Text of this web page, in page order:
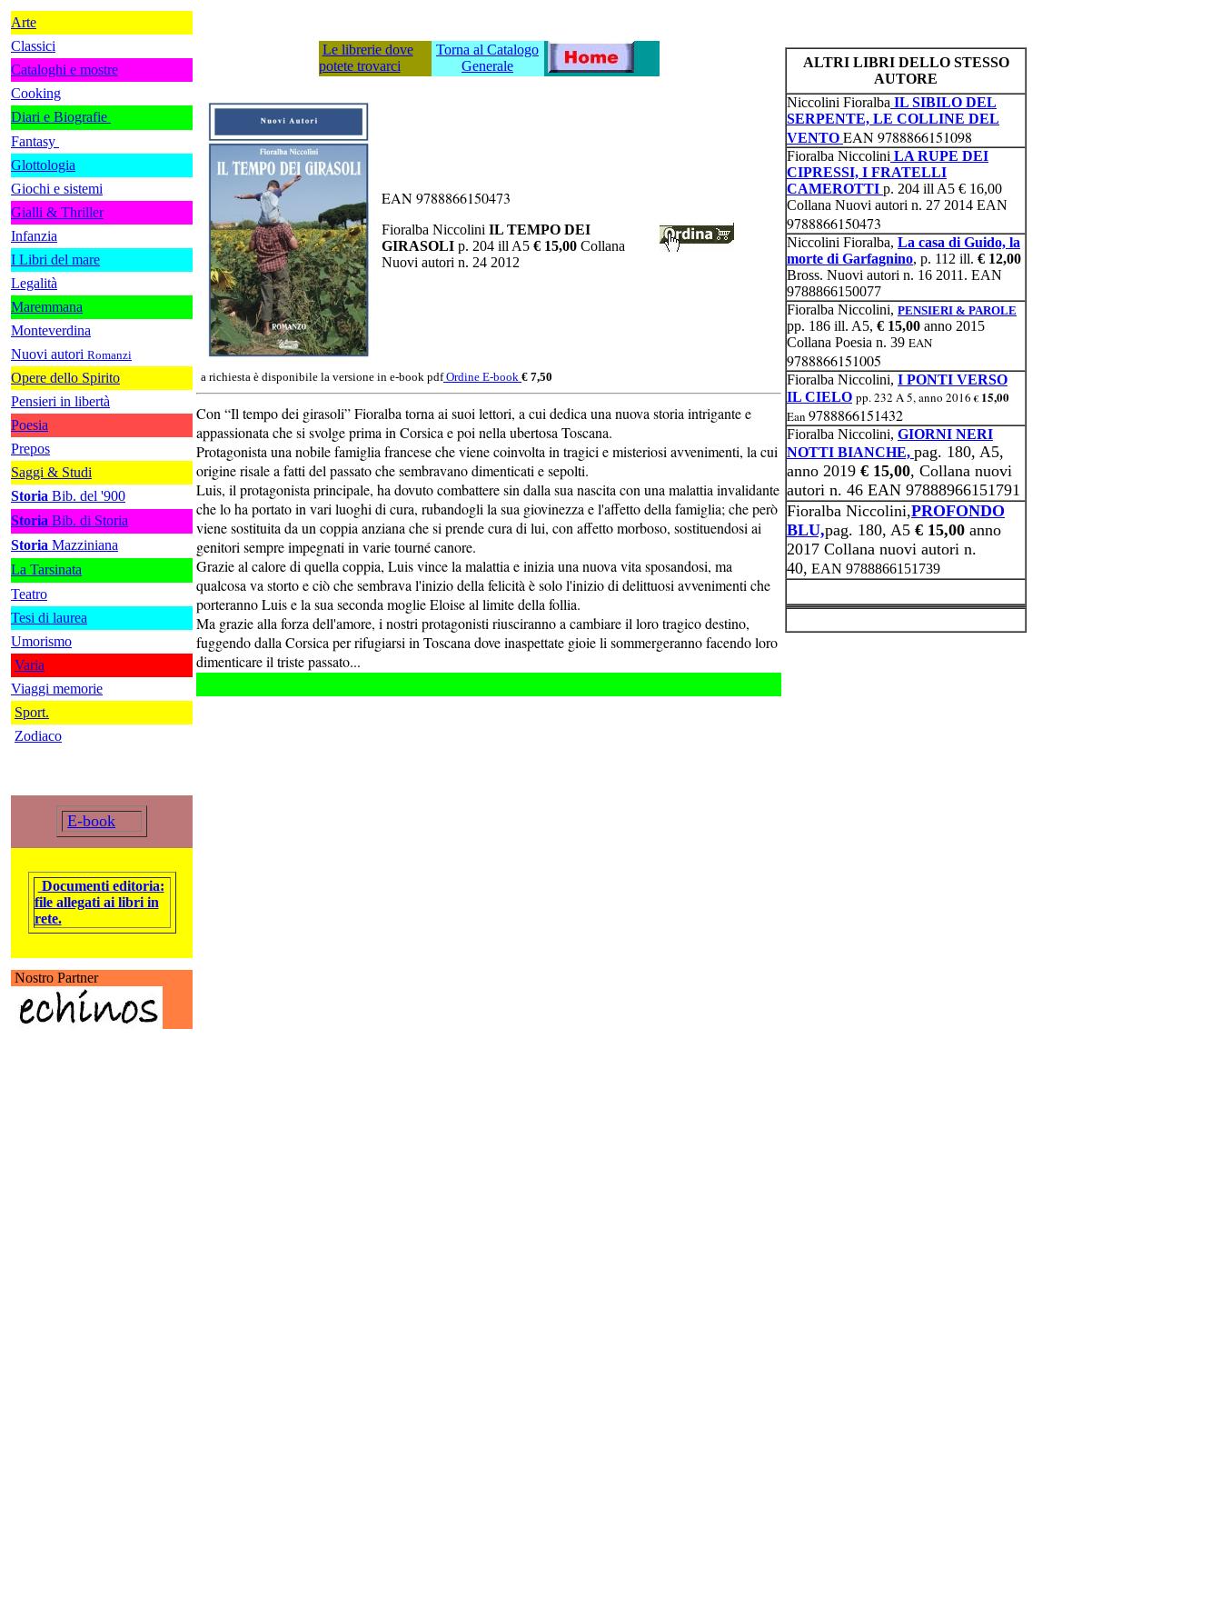
Arte
Classici
Cataloghi e mostre
Cooking
Diari e Biografie
Fantasy
Glottologia
Giochi e sistemi
Gialli & Thriller
Infanzia
I Libri del mare
Legalità
Maremmana
Monteverdina
Nuovi autori Romanzi
Opere dello Spirito
Pensieri in libertà
Poesia
Prepos
Saggi & Studi
Storia Bib. del '900
Storia Bib. di Storia
Storia Mazziniana
La Tarsinata
Teatro
Tesi di laurea
Umorismo
Varia
Viaggi memorie
Sport.
Zodiaco
E-book
Documenti editoria:
file allegati ai libri in
rete.
Nostro Partner
Le librerie dove
potete trovarci
Torna al Catalogo
Generale
EAN 9788866150473
Fioralba Niccolini IL TEMPO DEI
GIRASOLI p. 204 ill A5 € 15,00 Collana
Nuovi autori n. 24 2012
a richiesta è disponibile la versione in e-book pdf Ordine E-book € 7,50
Con “Il tempo dei girasoli” Fioralba torna ai suoi lettori, a cui dedica una nuova storia intrigante e
appassionata che si svolge prima in Corsica e poi nella ubertosa Toscana.
Protagonista una nobile famiglia francese che viene coinvolta in tragici e misteriosi avvenimenti, la cui
origine risale a fatti del passato che sembravano dimenticati e sepolti.
Luis, il protagonista principale, ha dovuto combattere sin dalla sua nascita con una malattia invalidante
che lo ha portato in vari luoghi di cura, rubandogli la sua giovinezza e l'affetto della famiglia; che però
viene sostituita da un coppia anziana che si prende cura di lui, con affetto morboso, sostituendosi ai
genitori sempre impegnati in varie tourné canore.
Grazie al calore di quella coppia, Luis vince la malattia e inizia una nuova vita sposandosi, ma
qualcosa va storto e ciò che sembrava l'inizio della felicità è solo l'inizio di delittuosi avvenimenti che
porteranno Luis e la sua seconda moglie Eloise al limite della follia.
Ma grazie alla forza dell'amore, i nostri protagonisti riusciranno a cambiare il loro tragico destino,
fuggendo dalla Corsica per rifugiarsi in Toscana dove inaspettate gioie li sommergeranno facendo loro
dimenticare il triste passato...
ALTRI LIBRI DELLO STESSO
AUTORE
Niccolini Fioralba IL SIBILO DEL
SERPENTE, LE COLLINE DEL
VENTO EAN 9788866151098
Fioralba Niccolini LA RUPE DEI
CIPRESSI, I FRATELLI
CAMEROTTI p. 204 ill A5 € 16,00
Collana Nuovi autori n. 27 2014 EAN
9788866150473
Niccolini Fioralba, La casa di Guido, la
morte di Garfagnino, p. 112 ill. € 12,00
Bross. Nuovi autori n. 16 2011. EAN
9788866150077
Fioralba Niccolini, PENSIERI & PAROLE
pp. 186 ill. A5, € 15,00 anno 2015
Collana Poesia n. 39 EAN
9788866151005
Fioralba Niccolini, I PONTI VERSO
IL CIELO pp. 232 A 5, anno 2016 € 15,00
Ean 9788866151432
Fioralba Niccolini, GIORNI NERI
NOTTI BIANCHE, pag. 180, A5,
anno 2019 € 15,00, Collana nuovi
autori n. 46 EAN 97888966151791
Fioralba Niccolini,PROFONDO
BLU,pag. 180, A5 € 15,00 anno
2017 Collana nuovi autori n.
40, EAN 9788866151739